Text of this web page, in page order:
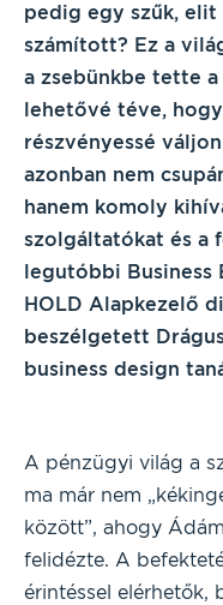
pedig egy szűk,
számított? Ez a
a zsebünkbe tette
lehetővé téve,
részvényessé
azonban nem
hanem komoly
szolgáltatókat és a
legutóbbi Business
HOLD Alapkezelő
beszélgetett
business design
A pénzügyi világ a
ma már nem
között”, ahogy
felidézte. A
érintéssel elérhetők,